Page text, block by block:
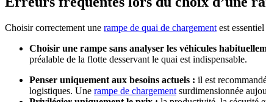
Choisir correctement une rampe de quai de chargement est
Choisir une rampe sans analyser les véhicules
préalable de la flotte desservant le quai est indispensable.
Penser uniquement aux besoins actuels : il est
logistiques. Une rampe de chargement surdimensionnée